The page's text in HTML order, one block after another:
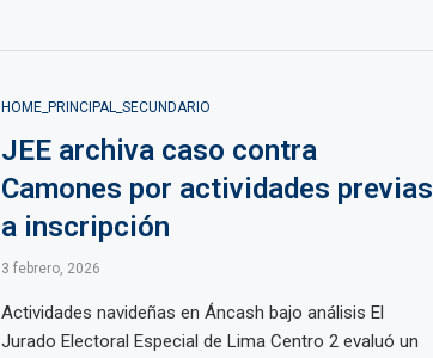
HOME_PRINCIPAL_SECUNDARIO
JEE archiva caso contra
Camones por actividades previas
a inscripción
3 febrero, 2026
Actividades navideñas en Áncash bajo análisis El
Jurado Electoral Especial de Lima Centro 2 evaluó un